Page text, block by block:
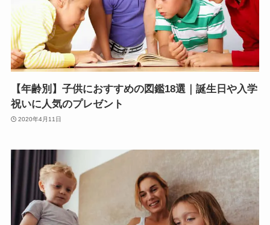
【年齢別】子供におすすめの図鑑18選｜誕生日や入学
祝いに人気のプレゼント
2020年4月11日